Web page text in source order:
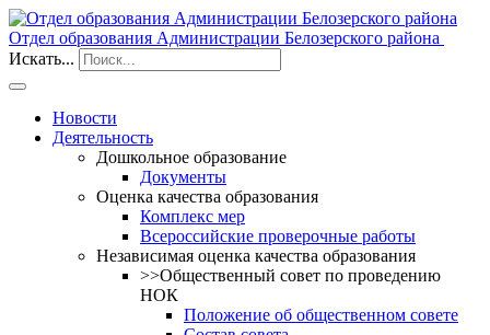
Отдел образования Администрации Белозерского района
Искать...
Новости
Деятельность
Дошкольное образование
Документы
Оценка качества образования
Комплекс мер
Всероссийские проверочные работы
Независимая оценка качества образования
>>Общественный совет по проведению
НОК
Положение об общественном совете